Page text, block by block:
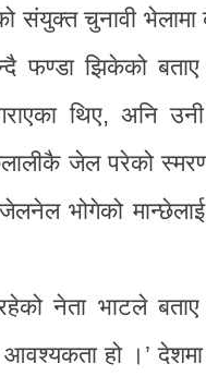
संयुक्त चुनावी भेलामा
फण्डा झिकेको
थिए, अनि
जेल परेको स्मरण
भोगेको मान्छेलाई
नेता भाटले
हो ।’ देशमा